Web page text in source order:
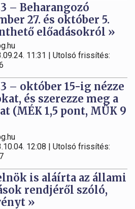
– Beharangozó
27. és október 5.
előadásokról »
11:31 | Utolsó frissítés:
– október 15-ig nézze
és szerezze meg a
(MÉK 1,5 pont, MÜK 9
12:08 | Utolsó frissítés:
is aláírta az állami
rendjéről szóló,
»